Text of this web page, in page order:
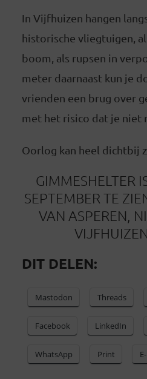
In Vijfhuizen hangen
historische vliegtuigen,
boom, als rupsen in
meter daarnaast kun je
vrienden een brug over
met het risico dat je niet
Oorlog kan heel dichtbij
GIMMESHELTER
SEPTEMBER TE
VAN ASPEREN,
DIT DELEN:
Mastodon Threads
Facebook LinkedIn
WhatsApp Print